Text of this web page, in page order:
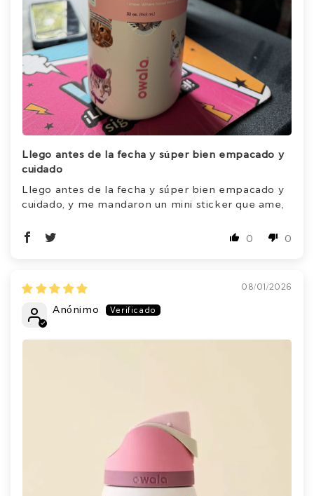
Llego antes de la fecha y súper bien empacado y
cuidado
Llego antes de la fecha y súper bien empacado y
cuidado, y me mandaron un mini sticker que ame,
0 0
08/01/2026
Anónimo